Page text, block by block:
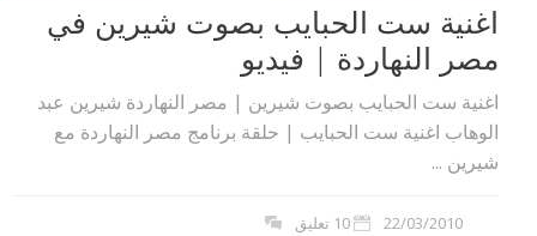
اغنية ست الحبايب بصوت شيرين في
مصر النهاردة | فيديو
اغنية ست الحبايب بصوت شيرين | مصر النهاردة شيرين عبد
الوهاب اغنية ست الحبايب | حلقة برنامج مصر النهاردة مع
شيرين ...
22/03/2010 10 تعليق